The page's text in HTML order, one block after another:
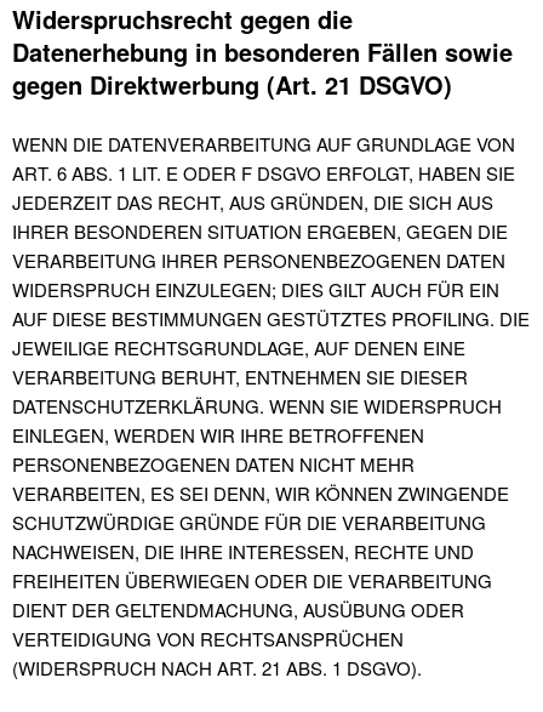
Widerspruchsrecht gegen die
Datenerhebung in besonderen Fällen sowie
gegen Direktwerbung (Art. 21 DSGVO)
WENN DIE DATENVERARBEITUNG AUF GRUNDLAGE VON
ART. 6 ABS. 1 LIT. E ODER F DSGVO ERFOLGT, HABEN SIE
JEDERZEIT DAS RECHT, AUS GRÜNDEN, DIE SICH AUS
IHRER BESONDEREN SITUATION ERGEBEN, GEGEN DIE
VERARBEITUNG IHRER PERSONENBEZOGENEN DATEN
WIDERSPRUCH EINZULEGEN; DIES GILT AUCH FÜR EIN
AUF DIESE BESTIMMUNGEN GESTÜTZTES PROFILING. DIE
JEWEILIGE RECHTSGRUNDLAGE, AUF DENEN EINE
VERARBEITUNG BERUHT, ENTNEHMEN SIE DIESER
DATENSCHUTZERKLÄRUNG. WENN SIE WIDERSPRUCH
EINLEGEN, WERDEN WIR IHRE BETROFFENEN
PERSONENBEZOGENEN DATEN NICHT MEHR
VERARBEITEN, ES SEI DENN, WIR KÖNNEN ZWINGENDE
SCHUTZWÜRDIGE GRÜNDE FÜR DIE VERARBEITUNG
NACHWEISEN, DIE IHRE INTERESSEN, RECHTE UND
FREIHEITEN ÜBERWIEGEN ODER DIE VERARBEITUNG
DIENT DER GELTENDMACHUNG, AUSÜBUNG ODER
VERTEIDIGUNG VON RECHTSANSPRÜCHEN
(WIDERSPRUCH NACH ART. 21 ABS. 1 DSGVO).